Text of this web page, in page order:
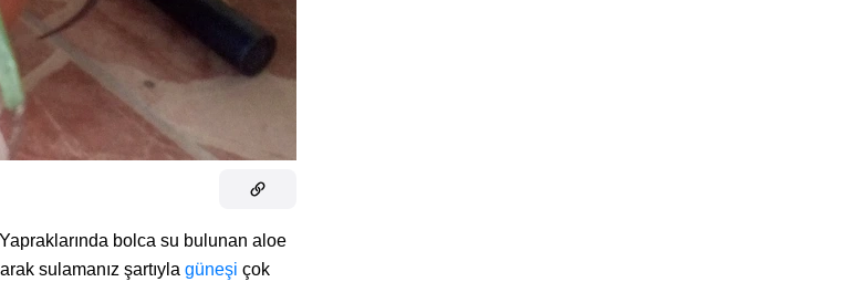
bolca su bulunan aloe
sulamanız şartıyla güneşi çok